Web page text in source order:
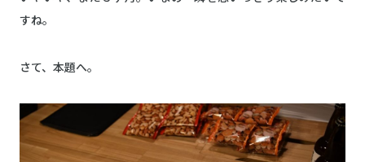
すね。
さて、本題へ。